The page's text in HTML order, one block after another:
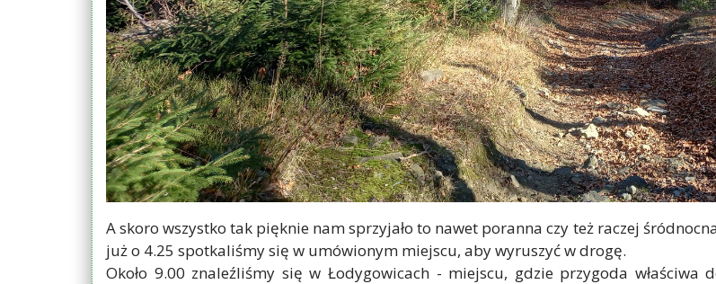
A skoro wszystko tak pięknie nam sprzyjało to nawet poranna czy też raczej
już o 4.25 spotkaliśmy się w umówionym miejscu, aby wyruszyć w drogę.
Około 9.00 znaleźliśmy się w Łodygowicach - miejscu, gdzie przygoda właściwa